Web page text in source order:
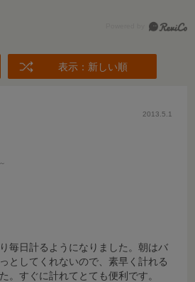
表示：新しい順
2013.5.1
毎日計るようになりました。朝はバ
としてくれないので、素早く計れる
。すぐに計れてとても便利です。